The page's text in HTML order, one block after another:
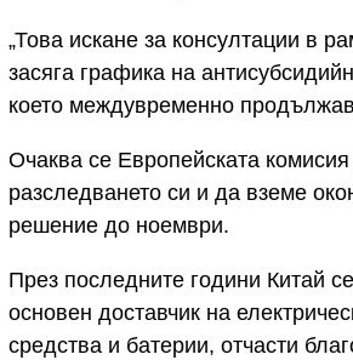
„Това искане за консултации в
засяга графика на
което междувременно
Очаква се Европейската
разследването си и да вземе
решение до ноември.
През последните години Китай
основен доставчик на
средства и батерии, отчасти